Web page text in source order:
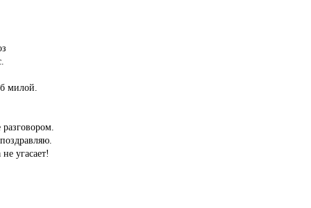
милой.
угасает!